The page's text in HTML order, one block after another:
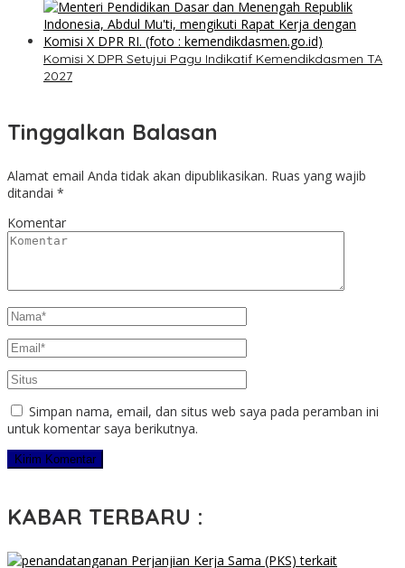
Komisi X DPR Setujui Pagu Indikatif Kemendikdasmen TA
2027
Tinggalkan Balasan
Alamat email Anda tidak akan dipublikasikan. Ruas yang wajib
ditandai *
Komentar
Simpan nama, email, dan situs web saya pada peramban ini
untuk komentar saya berikutnya.
KABAR TERBARU :